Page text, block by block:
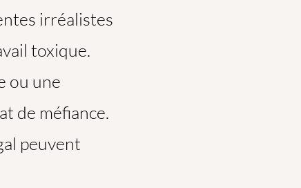
irréalistes
toxique.
ou une
de méfiance.
peuvent